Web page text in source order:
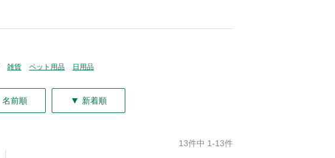
雑貨 ペット用品 日用品
名前順 ▼ 新着順
13件中 1-13件